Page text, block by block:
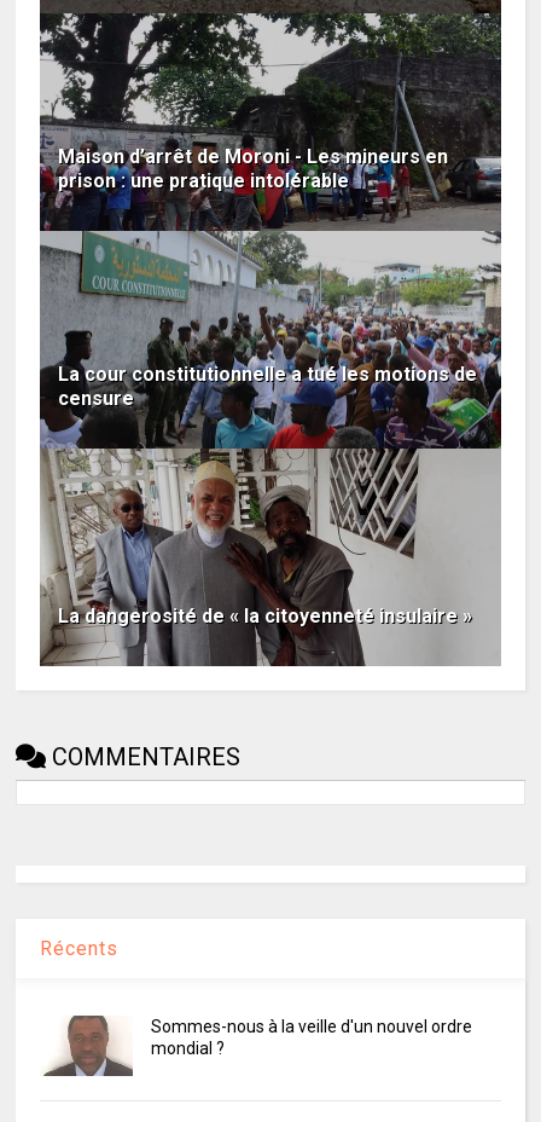
Maison d’arrêt de Moroni - Les mineurs en
prison : une pratique intolérable
La cour constitutionnelle a tué les motions de
censure
La dangerosité de « la citoyenneté insulaire »
COMMENTAIRES
Récents
Sommes-nous à la veille d'un nouvel ordre
mondial ?